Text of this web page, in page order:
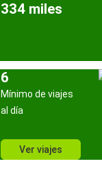
334 miles
6
Mínimo de viajes
al día
Ver viajes